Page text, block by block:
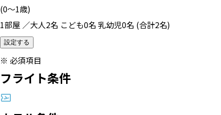
(0〜1歳)
1部屋 ／大人2名 こども0名 乳幼児0名 (合計2名)
設定する
※ 必須項目
フライト条件